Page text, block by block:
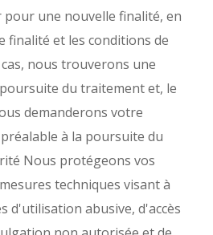
une nouvelle finalité, en
finalité et les conditions de
nous trouverons une
du traitement et, le
demanderons votre
à la poursuite du
Nous protégeons vos
techniques visant à
d'utilisation abusive, d'accès